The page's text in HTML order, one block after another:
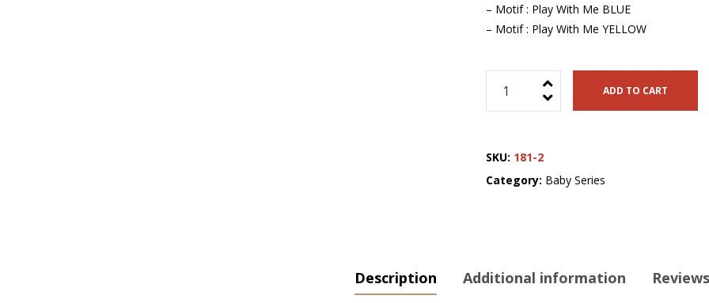
– Motif : Play With Me BLUE
– Motif : Play With Me YELLOW
Baby
Comforter
(Full
Me
ADD TO CART
SKU: 181-2
Category: Baby Series
Description Additional information